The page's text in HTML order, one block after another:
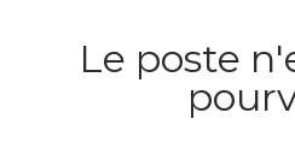
Le poste